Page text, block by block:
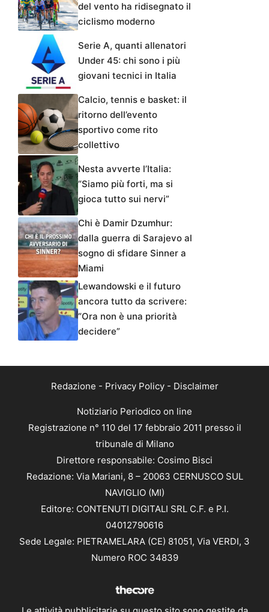
del vento ha ridisegnato il
ciclismo moderno
Serie A, quanti allenatori
Under 45: chi sono i più
giovani tecnici in Italia
Calcio, tennis e basket: il
ritorno dell’evento
sportivo come rito
collettivo
Nesta avverte l’Italia:
“Siamo più forti, ma si
gioca tutto sui nervi”
Chi è Damir Dzumhur:
dalla guerra di Sarajevo al
sogno di sfidare Sinner a
Miami
Lewandowski e il futuro
ancora tutto da scrivere:
“Ora non è una priorità
decidere”
Redazione - Privacy Policy- Disclaimer
Notiziario Periodico on line
Registrazione n° 110 del 17 febbraio 2011 presso il
tribunale di Milano
Direttore responsabile: Cosimo Bisci
Redazione: Via Mariani, 8 – 20063 CERNUSCO SUL
NAVIGLIO (MI)
Editore: CONTENUTI DIGITALI SRL C.F. e P.I.
04012790616
Sede Legale: PIETRAMELARA (CE) 81051, Via VERDI, 3
Numero ROC 34839